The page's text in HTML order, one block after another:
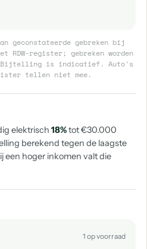
geconstateerde gebreken bij
RDW-register; gebreken worden
Bijtelling is indicatief. Auto's
tellen niet mee.
elektrisch 18%tot €30.000
berekend tegen de laagste
een hoger inkomen valt die
1 op voorraad